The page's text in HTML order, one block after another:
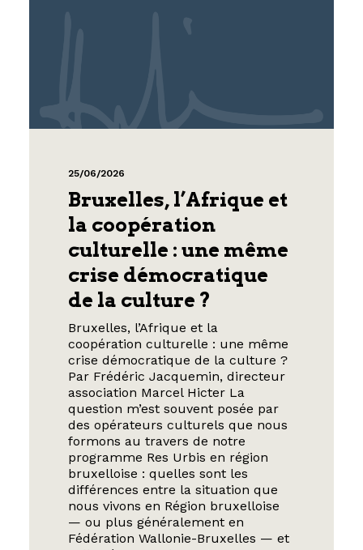
25/06/2026
Bruxelles, l’Afrique et
la coopération
culturelle : une même
crise démocratique
de la culture ?
Bruxelles, l’Afrique et la
coopération culturelle : une même
crise démocratique de la culture ?
Par Frédéric Jacquemin, directeur
association Marcel Hicter La
question m’est souvent posée par
des opérateurs culturels que nous
formons au travers de notre
programme Res Urbis en région
bruxelloise : quelles sont les
différences entre la situation que
nous vivons en Région bruxelloise
— ou plus généralement en
Fédération Wallonie-Bruxelles — et